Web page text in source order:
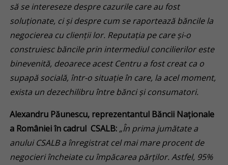
să se intereseze despre cazurile care au fost
soluționate, ci și despre cum se raportează băncile la
negocierea cu clienții lor. Reputația pe care și-o
construiesc băncile prin intermediul concilierilor este
binevenită, deoarece acest Centru a fost creat ca o
supapă socială, într-o situație în care, la acel moment,
exista un dezechilibru între bănci și consumatori.
Alexandru Păunescu, reprezentantul Băncii Naționale
a României în cadrul CSALB: „În prima jumătate a
anului CSALB a înregistrat cel mai mare procent de
negocieri încheiate cu împăcarea părților. Astfel, 95%